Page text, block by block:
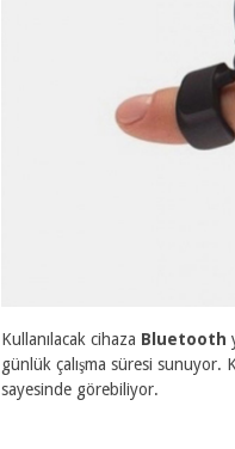
Kullanılacak cihaza Bluetooth
günlük çalışma süresi sunuyor.
sayesinde görebiliyor.